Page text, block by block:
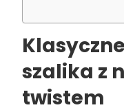
szalika z
twistem